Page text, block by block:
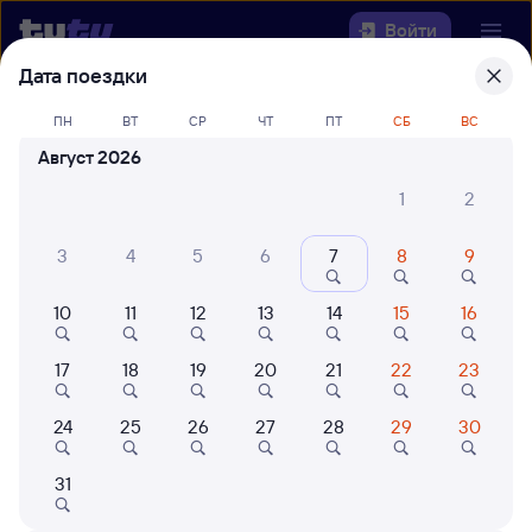
Войти
Выберите день, чтобы найтиж/д
билеты Шафраново — Тайга
42 млн путешествуют с
Когда
Кто едет
Дата поездки
ПН ВТ СР ЧТ ПТ СБ ВС
Август 2026
1
2
3 4 5 6 7 8 9
10 11 12 13 14 15 16
17 18 19 20 21 22 23
24 25 26 27 28 29 30
31